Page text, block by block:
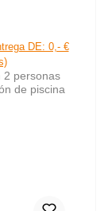
DE: 0,- €
2 personas
de piscina